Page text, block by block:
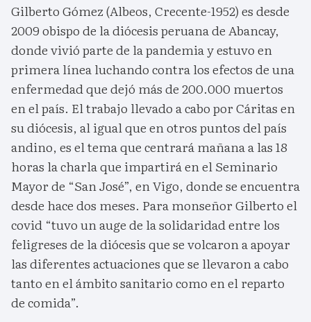
Gilberto Gómez (Albeos, Crecente-1952) es desde
2009 obispo de la diócesis peruana de Abancay,
donde vivió parte de la pandemia y estuvo en
primera línea luchando contra los efectos de una
enfermedad que dejó más de 200.000 muertos
en el país. El trabajo llevado a cabo por Cáritas en
su diócesis, al igual que en otros puntos del país
andino, es el tema que centrará mañana a las 18
horas la charla que impartirá en el Seminario
Mayor de “San José”, en Vigo, donde se encuentra
desde hace dos meses. Para monseñor Gilberto el
covid “tuvo un auge de la solidaridad entre los
feligreses de la diócesis que se volcaron a apoyar
las diferentes actuaciones que se llevaron a cabo
tanto en el ámbito sanitario como en el reparto
de comida”.